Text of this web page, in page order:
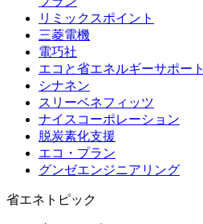
リミックスポイント
三菱電機
電巧社
エコと省エネルギーサポート
シナネン
スリーベネフィッツ
ナイスコーポレーション
脱炭素化支援
エコ・プラン
グンゼエンジニアリング
省エネトピック